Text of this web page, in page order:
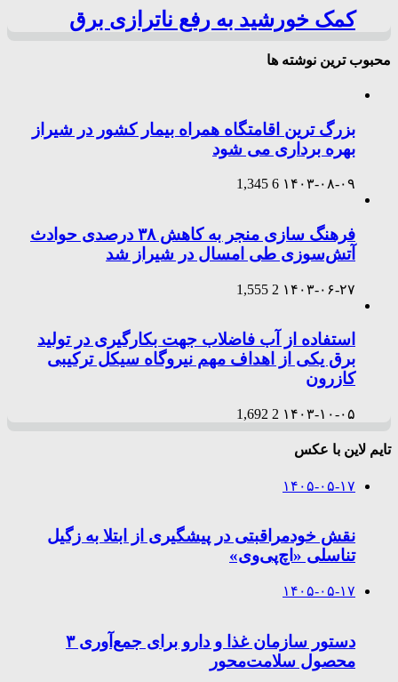
کمک خورشید به رفع ناترازی برق
محبوب ترین نوشته ها
بزرگ ترین اقامتگاه همراه بیمار کشور در شیراز
بهره برداری می شود
۱۴۰۳-۰۸-۰۹ 6
1,345
فرهنگ سازی منجر به کاهش ۳۸ درصدی حوادث
آتش‌سوزی طی امسال در شیراز شد
۱۴۰۳-۰۶-۲۷ 2
1,555
استفاده از آب فاضلاب جهت بکارگیری در تولید
برق یکی از اهداف مهم نیروگاه سیکل ترکیبی
کازرون
۱۴۰۳-۱۰-۰۵ 2
1,692
تایم لاین با عکس
۱۴۰۵-۰۵-۱۷
نقش خودمراقبتی در پیشگیری از ابتلا به زگیل
تناسلی «اچ‌پی‌وی»
۱۴۰۵-۰۵-۱۷
دستور سازمان غذا و دارو برای جمع‌آوری ۳
محصول سلامت‌محور